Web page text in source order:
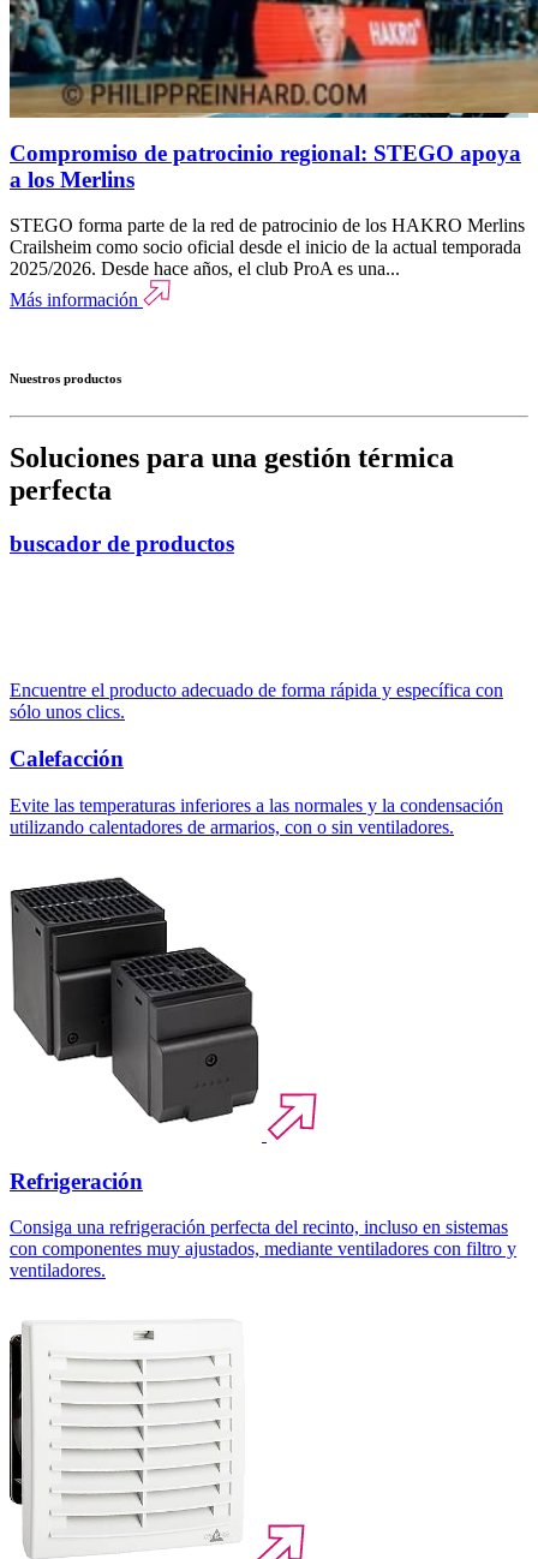
Compromiso de patrocinio regional: STEGO apoya
a los Merlins
STEGO forma parte de la red de patrocinio de los HAKRO Merlins
Crailsheim como socio oficial desde el inicio de la actual temporada
2025/2026. Desde hace años, el club ProA es una...
Más información
Nuestros productos
Soluciones para una gestión térmica
perfecta
buscador de productos
Encuentre el producto adecuado de forma rápida y específica con
sólo unos clics.
Calefacción
Evite las temperaturas inferiores a las normales y la condensación
utilizando calentadores de armarios, con o sin ventiladores.
Refrigeración
Consiga una refrigeración perfecta del recinto, incluso en sistemas
con componentes muy ajustados, mediante ventiladores con filtro y
ventiladores.